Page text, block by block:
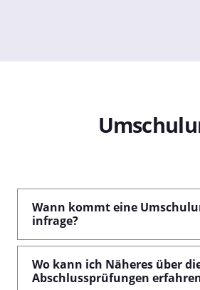
Wann kommt eine
infrage?
Wo kann ich Näheres über
Abschlussprüfungen